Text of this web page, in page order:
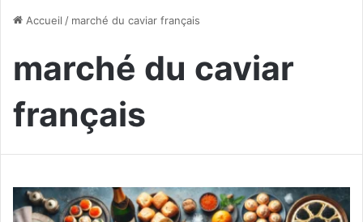
Accueil / marché du caviar français
marché du caviar
français